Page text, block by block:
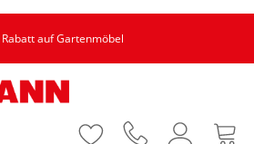
Rabatt auf Gartenmöbel